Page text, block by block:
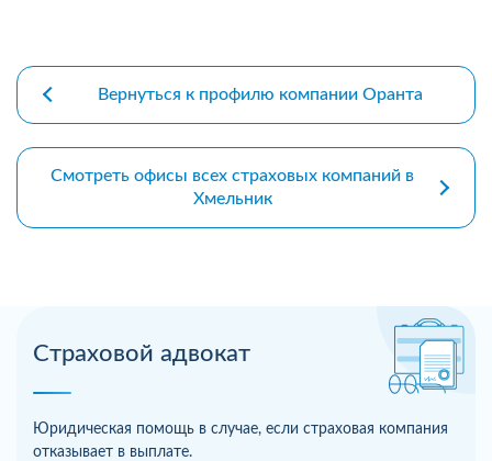
Страховой адвокат
Юридическая помощь в случае, если страховая компания
отказывает в выплате.
Вернуться к профилю компании Оранта
Смотреть офисы всех страховых компаний в
Хмельник